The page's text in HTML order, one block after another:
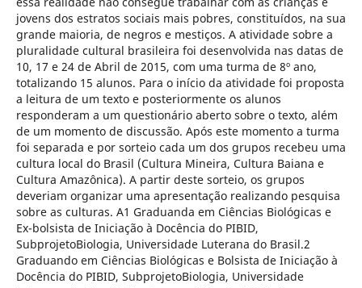
jovens dos estratos sociais mais pobres, constituídos, na sua
grande maioria, de negros e mestiços. A atividade sobre a
pluralidade cultural brasileira foi desenvolvida nas datas de
10, 17 e 24 de Abril de 2015, com uma turma de 8º ano,
totalizando 15 alunos. Para o início da atividade foi proposta
a leitura de um texto e posteriormente os alunos
responderam a um questionário aberto sobre o texto, além
de um momento de discussão. Após este momento a turma
foi separada e por sorteio cada um dos grupos recebeu uma
cultura local do Brasil (Cultura Mineira, Cultura Baiana e
Cultura Amazônica). A partir deste sorteio, os grupos
deveriam organizar uma apresentação realizando pesquisa
sobre as culturas. A1 Graduanda em Ciências Biológicas e
Ex-bolsista de Iniciação à Docência do PIBID,
SubprojetoBiologia, Universidade Luterana do Brasil.2
Graduando em Ciências Biológicas e Bolsista de Iniciação à
Docência do PIBID, SubprojetoBiologia, Universidade